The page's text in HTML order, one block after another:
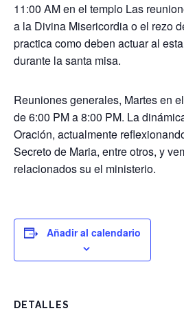
11:00 AM en el templo Las
a la Divina Misericordia o el rezo
practica como deben actuar al
durante la santa misa.
Reuniones generales, Martes en
de 6:00 PM a 8:00 PM. La
Oración, actualmente
Secreto de Maria, entre otros, y
relacionados su el ministerio.
Añadir al calendario
DETALLES